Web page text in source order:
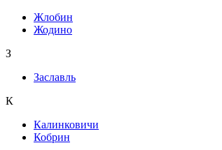
Жлобин
Жодино
З
Заславль
К
Калинковичи
Кобрин